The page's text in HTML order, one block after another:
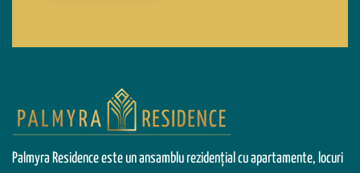
Palmyra Residence este un ansamblu rezidențial cu apartamente, locuri